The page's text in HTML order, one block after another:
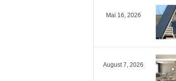
Mai 16, 2026
August 7, 2026